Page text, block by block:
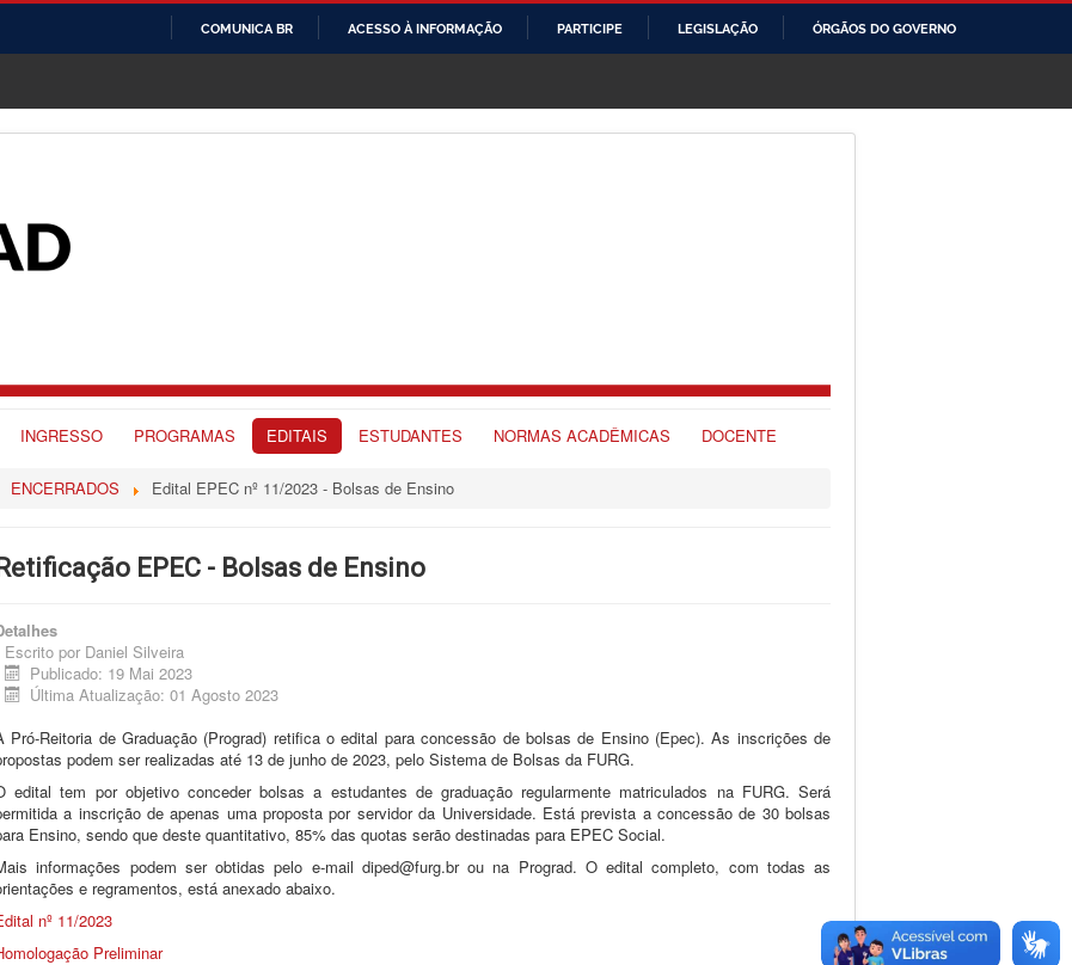
O
CONTEÚDO
COMUNICA BR ACESSO À INFORMAÇÃO PARTICIPE LEGISLAÇÃO ÓRGÃOS DO GOVERNO
INGRESSO PROGRAMAS EDITAIS ESTUDANTES NORMAS ACADÊMICAS DOCENTE
ENCERRADOS Edital EPEC nº 11/2023 - Bolsas de Ensino
Retificação EPEC - Bolsas de Ensino
Escrito por Daniel Silveira
Publicado: 19 Mai 2023
Última Atualização: 01 Agosto 2023
Pró-Reitoria de Graduação (Prograd) retifica o edital para concessão de bolsas de Ensino (Epec). As inscrições de
podem ser realizadas até 13 de junho de 2023, pelo Sistema de Bolsas da FURG.
edital tem por objetivo conceder bolsas a estudantes de graduação regularmente matriculados na FURG. Será
a inscrição de apenas uma proposta por servidor da Universidade. Está prevista a concessão de 30 bolsas
Ensino, sendo que deste quantitativo, 85% das quotas serão destinadas para EPEC Social.
informações podem ser obtidas pelo e-mail diped@furg.br ou na Prograd. O edital completo, com todas as
e regramentos, está anexado abaixo.
nº 11/2023
Preliminar